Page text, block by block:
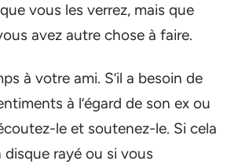
vous les verrez, mais que
avez autre chose à faire.
à votre ami. S’il a besoin de
à l’égard de son ex ou
le et soutenez-le. Si cela
disque rayé ou si vous